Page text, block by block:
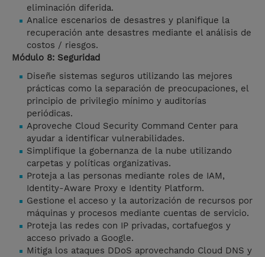
eliminación diferida.
Analice escenarios de desastres y planifique la
recuperación ante desastres mediante el análisis de
costos / riesgos.
Módulo 8: Seguridad
Diseñe sistemas seguros utilizando las mejores
prácticas como la separación de preocupaciones, el
principio de privilegio mínimo y auditorías
periódicas.
Aproveche Cloud Security Command Center para
ayudar a identificar vulnerabilidades.
Simplifique la gobernanza de la nube utilizando
carpetas y políticas organizativas.
Proteja a las personas mediante roles de IAM,
Identity-Aware Proxy e Identity Platform.
Gestione el acceso y la autorización de recursos por
máquinas y procesos mediante cuentas de servicio.
Proteja las redes con IP privadas, cortafuegos y
acceso privado a Google.
Mitiga los ataques DDoS aprovechando Cloud DNS y